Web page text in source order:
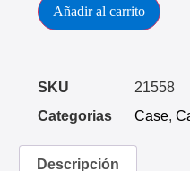
Añadir al carrito
SKU
21558
Categorias
Case,
Descripción